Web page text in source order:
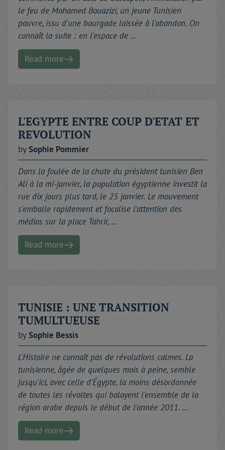
accordé à notre Revue sa première grande interview
de fond depuis son retour au Quai d'Orsay. Nos
lecteurs apprécieront, je pense, cette éclairante grille
de lecture du rôle de la France. Dans la guerre
comme dans la paix. Là où sifflent les balles et autour
cynique, prétendait que la politique consiste surtout
de Printemps devrait aider à le contredire.... À toutes
et à tous : bonne lecture.
le feu de Mohamed Bouazizi, un jeune Tunisien
pauvre, issu d'une bourgade laissée à l'abandon. On
connaît la suite : en l'espace de …
Read more
L'EGYPTE ENTRE COUP D'ETAT ET
REVOLUTION
bySophie Pommier
Dans la foulée de la chute du président tunisien Ben
Ali à la mi-janvier, la population égyptienne investit la
rue dix jours plus tard, le 25 janvier. Le mouvement
s'emballe rapidement et focalise l'attention des
médias sur la place Tahrir, …
Read more
TUNISIE : UNE TRANSITION
TUMULTUEUSE
bySophie Bessis
L'Histoire ne connaît pas de révolutions calmes. La
tunisienne, âgée de quelques mois à peine, semble
jusqu'ici, avec celle d'Égypte, la moins désordonnée
de toutes les révoltes qui balayent l'ensemble de la
région arabe depuis le début de l'année 2011. …
Read more